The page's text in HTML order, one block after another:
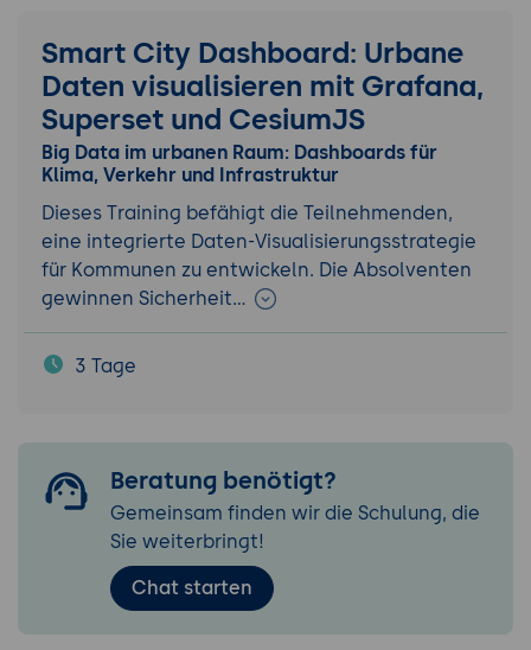
Smart City Dashboard: Urbane
Daten visualisieren mit Grafana,
Superset und CesiumJS
Big Data im urbanen Raum: Dashboards für
Klima, Verkehr und Infrastruktur
Dieses Training befähigt die Teilnehmenden,
eine integrierte Daten-Visualisierungsstrategie
für Kommunen zu entwickeln. Die Absolventen
gewinnen Sicherheit…
3 Tage
Beratung benötigt?
Gemeinsam finden wir die Schulung, die
Sie weiterbringt!
Chat starten